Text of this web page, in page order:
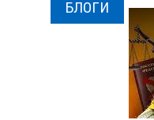
БЛОГИ